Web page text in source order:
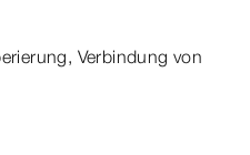
Verbindung von